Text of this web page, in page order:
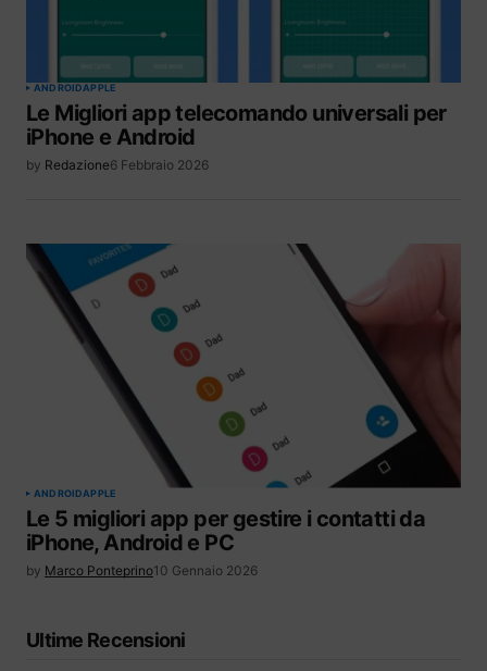
ANDROIDAPPLE
Le Migliori app telecomando universali per
iPhone e Android
by Redazione6 Febbraio 2026
ANDROIDAPPLE
Le 5 migliori app per gestire i contatti da
iPhone, Android e PC
by Marco Ponteprino10 Gennaio 2026
Ultime Recensioni